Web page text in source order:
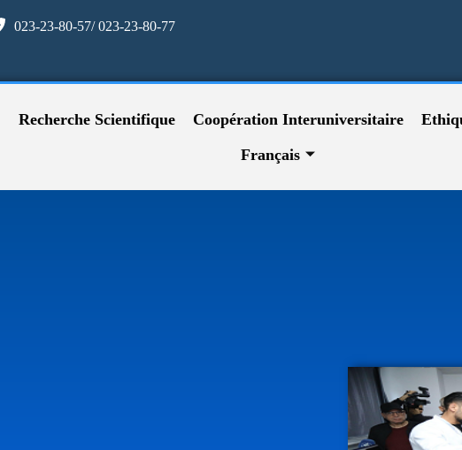
023-23-80-57/ 023-23-80-77
Recherche Scientifique Coopération Interuniversitaire
Français